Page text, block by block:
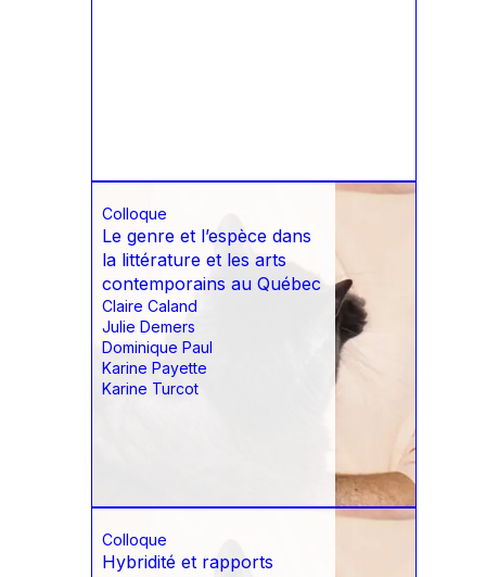
Colloque
Le genre et l’espèce dans
la littérature et les arts
contemporains au Québec
Claire Caland
Julie Demers
Dominique Paul
Karine Payette
Karine Turcot
Colloque
Hybridité et rapports